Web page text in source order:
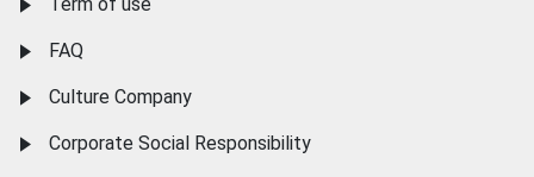
Term of use
FAQ
Culture Company
Corporate Social Responsibility